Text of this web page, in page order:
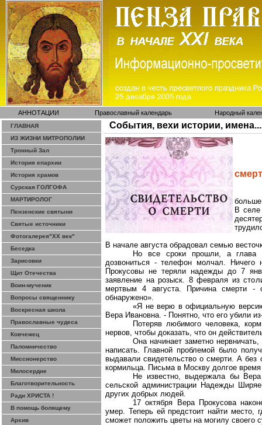
АННОТАЦИИ Православный календарь Народный
ГЛАВНАЯ
ИЗ ЖИЗНИ МИТРОПОЛИИ
Тронный Зал
История епархии
История храмов
Сурская ГОЛГОФА
МАРТИРОЛОГ
Пензенские святыни
Святые источники
Фотогалерея"ХХ век"
Беседка
Зарисовки
Щит Отечества
Воин-мученик
Вопросы священнику
Воскресная школа
Православные чудеса
Ковчежец
Паломничество
Миссионерство
Милосердие
Благотворительность
Ради ХРИСТА !
В помощь болящему
Архив
События, вехи истории, имена...
В селе
В начале августа обрадовал семью
Но все сроки прошли, а глава
дозвониться - телефон молчал.
Прокусовы не теряли надежды до 7
заявление на розыск. 8 февраля из
мертвым 4 августа. Причина смерти -
обнаружено».
«Я не верю в официальную
Вера Ивановна. - Понятно, что его убили
Потеряв любимого человека,
нервов, чтобы доказать, что он
Она начинает заметно
написать. Главной проблемой было
выдавали свидетельство о смерти. А
кормильца. Письма в Москву долгое время
Не известно, выдержала бы
сельской администрации Надежды
других добрых людей.
17 октября Вера Прокусова
умер. Теперь ей предстоит найти место,
сможет положить цветы на могилу своего